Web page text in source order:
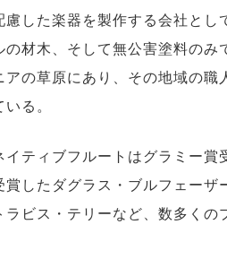
慮した楽器を製作する会社と
の材木、そして無公害塗料の
アの草原にあり、その地域の
る。
ティブフルートはグラミー賞
賞したダグラス・ブルフェー
ラビス・テリーなど、数多く